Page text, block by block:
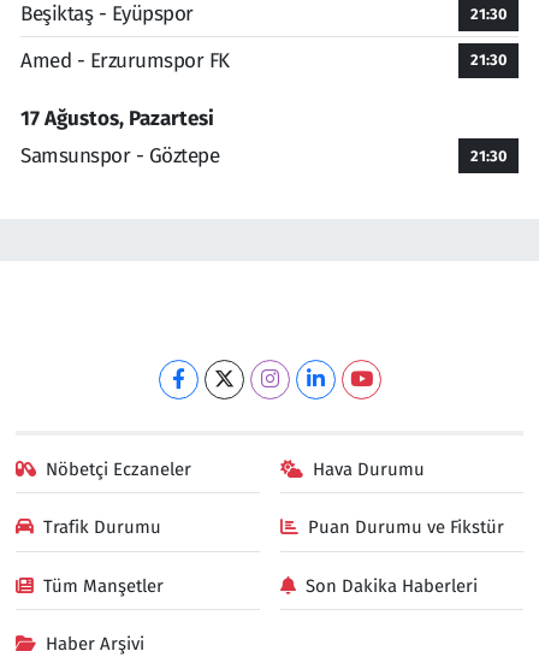
Beşiktaş - Eyüpspor 21:30
Amed - Erzurumspor FK 21:30
17 Ağustos, Pazartesi
Samsunspor - Göztepe
21:30
Nöbetçi Eczaneler Hava Durumu
Trafik Durumu Puan Durumu ve Fikstür
Tüm Manşetler Son Dakika Haberleri
Haber Arşivi